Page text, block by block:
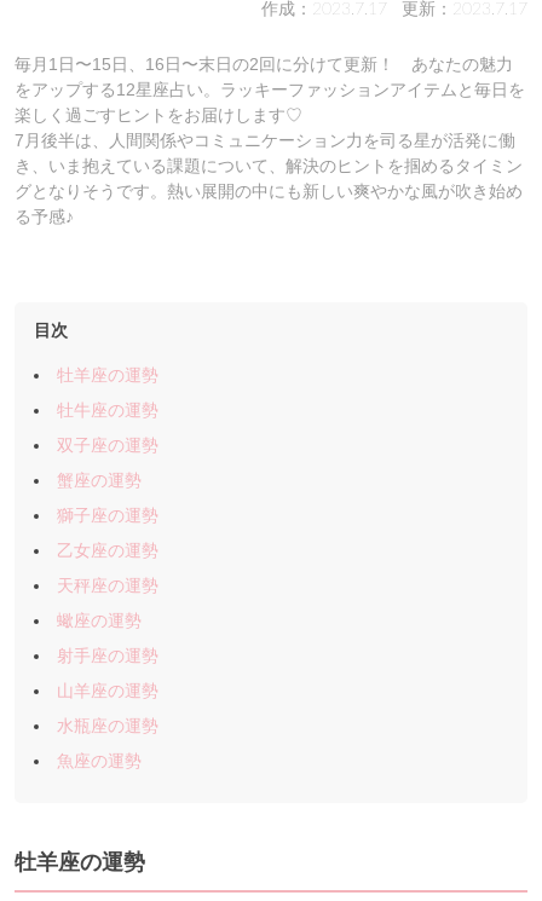
作成：2023.7.17 更新：2023.7.17
毎月1日〜15日、16日〜末日の2回に分けて更新！ あなたの魅力
をアップする12星座占い。ラッキーファッションアイテムと毎日を
楽しく過ごすヒントをお届けします♡
7月後半は、人間関係やコミュニケーション力を司る星が活発に働
き、いま抱えている課題について、解決のヒントを掴めるタイミン
グとなりそうです。熱い展開の中にも新しい爽やかな風が吹き始め
る予感♪
目次
牡羊座の運勢
牡牛座の運勢
双子座の運勢
蟹座の運勢
獅子座の運勢
乙女座の運勢
天秤座の運勢
蠍座の運勢
射手座の運勢
山羊座の運勢
水瓶座の運勢
魚座の運勢
牡羊座の運勢